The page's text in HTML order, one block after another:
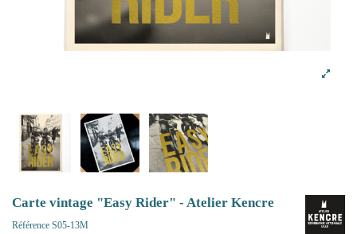
Carte vintage "Easy Rider" - Atelier Kencre
Référence S05-13M